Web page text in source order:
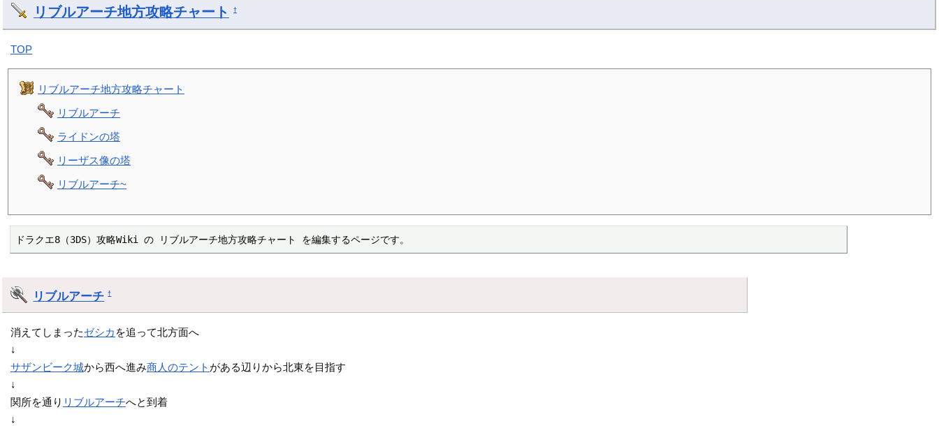
リブルアーチ地方攻略チャート †
TOP
リブルアーチ地方攻略チャート
リブルアーチ
ライドンの塔
リーザス像の塔
リブルアーチ~
ドラクエ8（3DS）攻略Wiki の リブルアーチ地方攻略チャート を編集するページです。
リブルアーチ †
消えてしまったゼシカ を追って北方面へ
↓
サザンビーク城から西へ進み商人のテント がある辺りから北東を目指す
↓
関所を通り リブルアーチへと到着
↓